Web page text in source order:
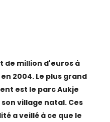
de million d'euros à
2004. Le plus grand
est le parc Aukje
village natal. Ces
a veillé à ce que le